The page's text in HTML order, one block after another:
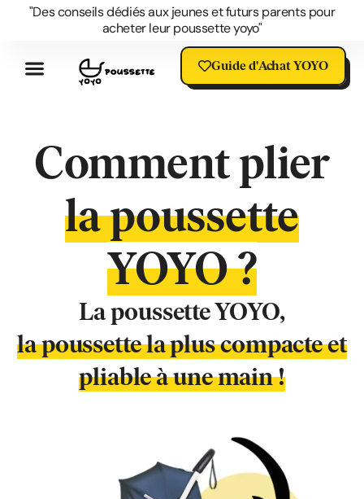
"Des conseils dédiés aux jeunes et futurs parents pour
acheter leur poussette yoyo"
Guide d'Achat YOYO
Comment plier
la poussette
YOYO ?
La poussette YOYO,
la poussette la plus compacte et
pliable à une main !